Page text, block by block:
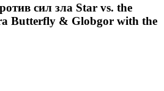
сил зла Star vs. the
Butterfly & Globgor with the